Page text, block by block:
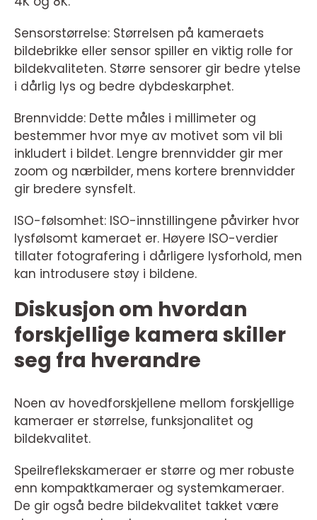
Sensorstørrelse: Størrelsen på kameraets
bildebrikke eller sensor spiller en viktig rolle for
bildekvaliteten. Større sensorer gir bedre ytelse
i dårlig lys og bedre dybdeskarphet.
Brennvidde: Dette måles i millimeter og
bestemmer hvor mye av motivet som vil bli
inkludert i bildet. Lengre brennvidder gir mer
zoom og nærbilder, mens kortere brennvidder
gir bredere synsfelt.
ISO-følsomhet: ISO-innstillingene påvirker hvor
lysfølsomt kameraet er. Høyere ISO-verdier
tillater fotografering i dårligere lysforhold, men
kan introdusere støy i bildene.
Diskusjon om hvordan
forskjellige kamera skiller
seg fra hverandre
Noen av hovedforskjellene mellom forskjellige
kameraer er størrelse, funksjonalitet og
bildekvalitet.
Speilreflekskameraer er større og mer robuste
enn kompaktkameraer og systemkameraer.
De gir også bedre bildekvalitet takket være